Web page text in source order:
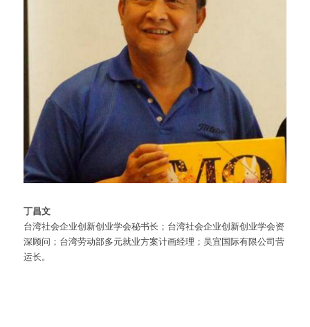
丁昌文
台湾社会企业创新创业学会秘书长；台湾社会企业创新创业学会资
深顾问；台湾劳动部多元就业方案计画经理；吴宜国际有限公司营
运长。